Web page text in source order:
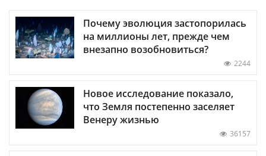
Почему эволюция застопорилась
на миллионы лет, прежде чем
внезапно возобновиться?
2244
Новое исследование показало,
что Земля постепенно заселяет
Венеру жизнью
36157